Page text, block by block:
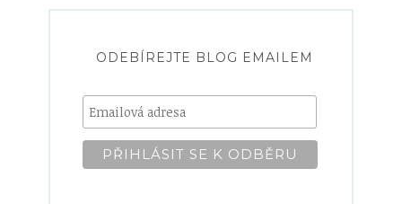
ODEBÍREJTE BLOG EMAILEM